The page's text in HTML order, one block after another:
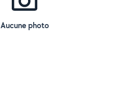
Aucune photo